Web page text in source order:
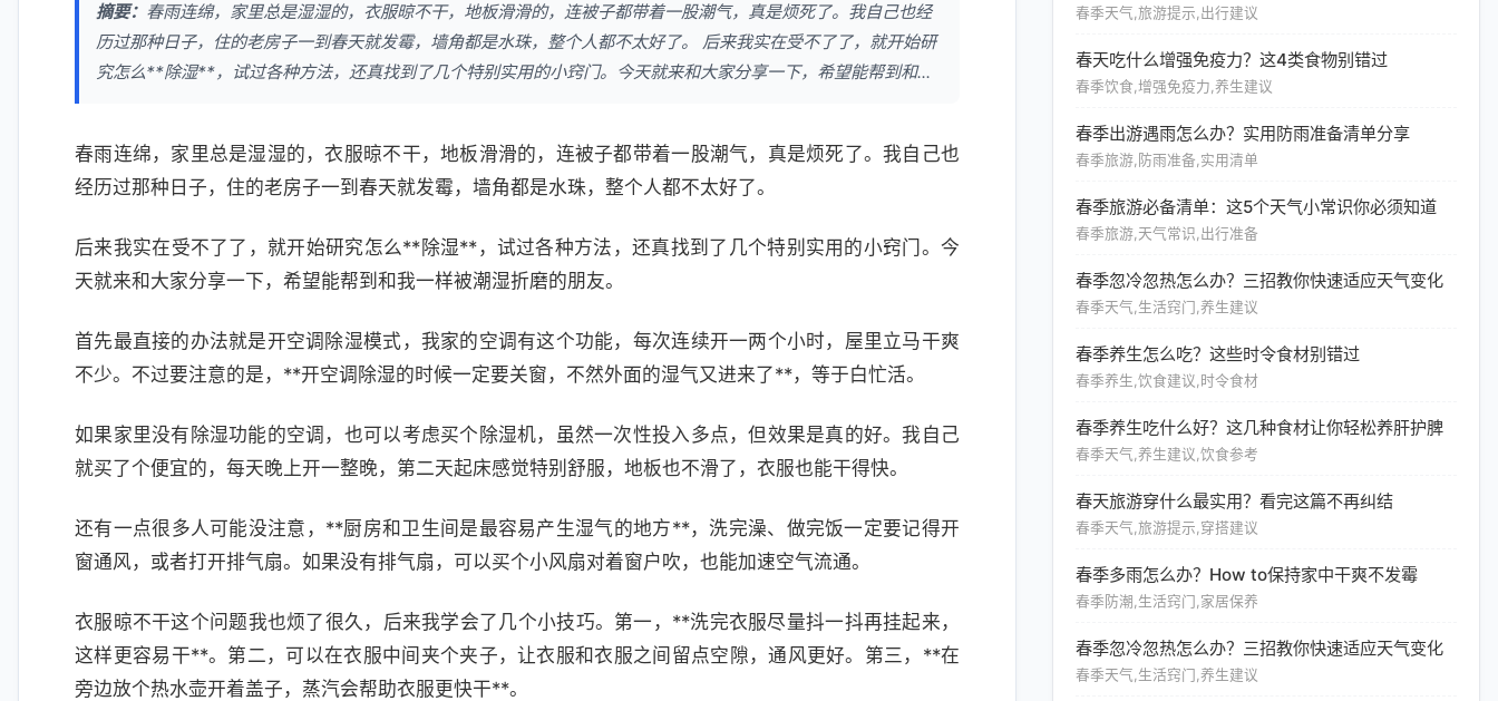
摘要： 春雨连绵，家里总是湿湿的，衣服晾不干，地板滑滑的，连被子都带着一股潮气，真是烦死了。我自己也经
历过那种日子，住的老房子一到春天就发霉，墙角都是水珠，整个人都不太好了。 后来我实在受不了了，就开始研
究怎么**除湿**，试过各种方法，还真找到了几个特别实用的小窍门。今天就来和大家分享一下，希望能帮到和...
春雨连绵，家里总是湿湿的，衣服晾不干，地板滑滑的，连被子都带着一股潮气，真是烦死了。我自己也
经历过那种日子，住的老房子一到春天就发霉，墙角都是水珠，整个人都不太好了。
后来我实在受不了了，就开始研究怎么**除湿**，试过各种方法，还真找到了几个特别实用的小窍门。今
天就来和大家分享一下，希望能帮到和我一样被潮湿折磨的朋友。
首先最直接的办法就是开空调除湿模式，我家的空调有这个功能，每次连续开一两个小时，屋里立马干爽
不少。不过要注意的是，**开空调除湿的时候一定要关窗，不然外面的湿气又进来了**，等于白忙活。
如果家里没有除湿功能的空调，也可以考虑买个除湿机，虽然一次性投入多点，但效果是真的好。我自己
就买了个便宜的，每天晚上开一整晚，第二天起床感觉特别舒服，地板也不滑了，衣服也能干得快。
还有一点很多人可能没注意，**厨房和卫生间是最容易产生湿气的地方**，洗完澡、做完饭一定要记得开
窗通风，或者打开排气扇。如果没有排气扇，可以买个小风扇对着窗户吹，也能加速空气流通。
衣服晾不干这个问题我也烦了很久，后来我学会了几个小技巧。第一，**洗完衣服尽量抖一抖再挂起来，
这样更容易干**。第二，可以在衣服中间夹个夹子，让衣服和衣服之间留点空隙，通风更好。第三，**在
旁边放个热水壶开着盖子，蒸汽会帮助衣服更快干**。
春季天气,旅游提示,出行建议
春天吃什么增强免疫力？这4类食物别错过
春季饮食,增强免疫力,养生建议
春季出游遇雨怎么办？实用防雨准备清单分享
春季旅游,防雨准备,实用清单
春季旅游必备清单：这5个天气小常识你必须知道
春季旅游,天气常识,出行准备
春季忽冷忽热怎么办？三招教你快速适应天气变化
春季天气,生活窍门,养生建议
春季养生怎么吃？这些时令食材别错过
春季养生,饮食建议,时令食材
春季养生吃什么好？这几种食材让你轻松养肝护脾
春季天气,养生建议,饮食参考
春天旅游穿什么最实用？看完这篇不再纠结
春季天气,旅游提示,穿搭建议
春季多雨怎么办？How to保持家中干爽不发霉
春季防潮,生活窍门,家居保养
春季忽冷忽热怎么办？三招教你快速适应天气变化
春季天气,生活窍门,养生建议